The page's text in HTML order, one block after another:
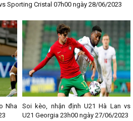
Sporting Cristal 07h00 ngày 28/06/2023
Nha
Soi kèo, nhận định U21 Hà Lan vs
U21 Georgia 23h00 ngày 27/06/2023